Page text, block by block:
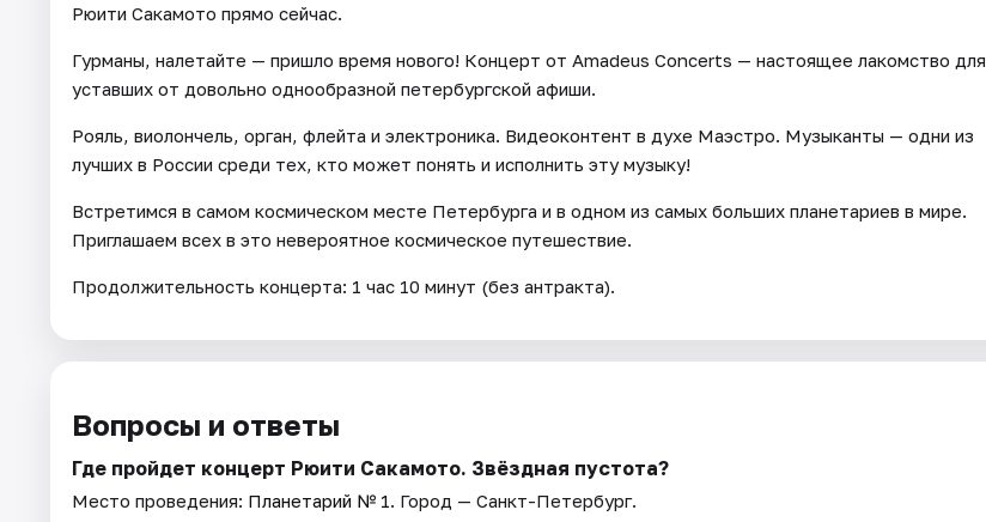
Рюити Сакамото прямо сейчас.
Гурманы, налетайте — пришло время нового! Концерт от Amadeus Concerts — настоящее лакомство для
уставших от довольно однообразной петербургской афиши.
Рояль, виолончель, орган, флейта и электроника. Видеоконтент в духе Маэстро. Музыканты — одни из
лучших в России среди тех, кто может понять и исполнить эту музыку!
Встретимся в самом космическом месте Петербурга и в одном из самых больших планетариев в мире.
Приглашаем всех в это невероятное космическое путешествие.
Продолжительность концерта: 1 час 10 минут (без антракта).
Вопросы и ответы
Где пройдет концерт Рюити Сакамото. Звёздная пустота?
Место проведения: Планетарий № 1. Город — Санкт-Петербург.